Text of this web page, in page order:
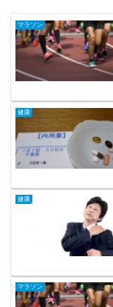
マラソン
健康
健康
マラソン